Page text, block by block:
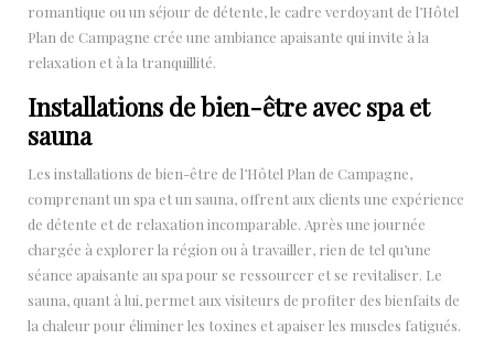
romantique ou un séjour de détente, le cadre verdoyant de l’Hôtel
Plan de Campagne crée une ambiance apaisante qui invite à la
relaxation et à la tranquillité.
Installations de bien-être avec spa et
sauna
Les installations de bien-être de l’Hôtel Plan de Campagne,
comprenant un spa et un sauna, offrent aux clients une expérience
de détente et de relaxation incomparable. Après une journée
chargée à explorer la région ou à travailler, rien de tel qu’une
séance apaisante au spa pour se ressourcer et se revitaliser. Le
sauna, quant à lui, permet aux visiteurs de profiter des bienfaits de
la chaleur pour éliminer les toxines et apaiser les muscles fatigués.